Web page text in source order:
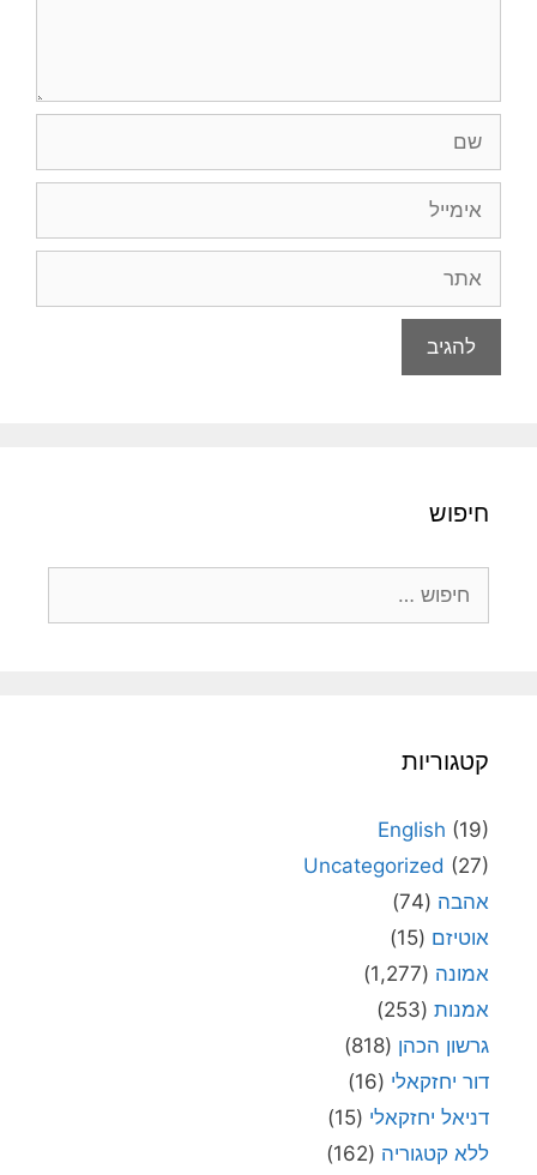
חיפוש
קטגוריות
English (19)
Uncategorized (27)
אהבה (74)
אוטיזם (15)
אמונה (1,277)
אמנות (253)
גרשון הכהן (818)
דור יחזקאלי (16)
דניאל יחזקאלי (15)
ללא קטגוריה (162)